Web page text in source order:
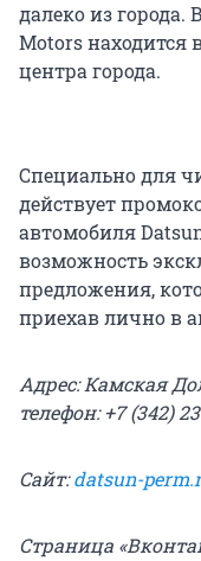
далеко из города.
Motors находится
центра города.
Специально для
действует
автомобиля
возможность
предложения,
приехав лично в
Адрес: Камская
телефон: +7 (342)
Сайт:datsun-
Страница